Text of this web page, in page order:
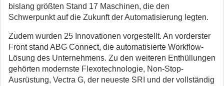
bislang größten Stand 17 Maschinen, die den
Schwerpunkt auf die Zukunft der Automatisierung legten.
Zudem wurden 25 Innovationen vorgestellt. An vorderster
Front stand ABG Connect, die automatisierte Workflow-
Lösung des Unternehmens. Zu den weiteren Enthüllungen
gehörten modernste Flexotechnologie, Non-Stop-
Ausrüstung, Vectra G, der neueste SRI und der vollständig